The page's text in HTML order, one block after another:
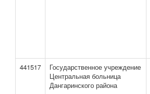
441517
Государственное учреждение
Центральная больница
Дангаринского района